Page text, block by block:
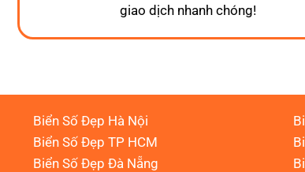
giao dịch nhanh chóng!
Biển Số Đẹp Hà Nội
Biển Số Đẹp TP HCM
Biển Số Đẹp Đà Nẵng